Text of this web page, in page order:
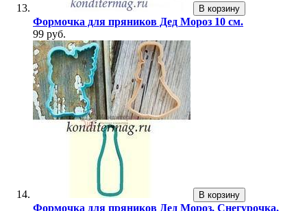
В корзину
Формочка для пряников Дед Мороз 10 см.
99 руб.
В корзину
Формочка для пряников Дед Мороз, Снегурочка,